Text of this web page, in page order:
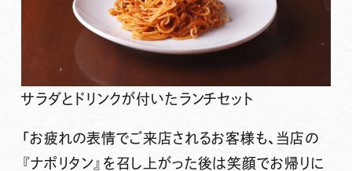
サラダとドリンクが付いたランチセット
「お疲れの表情でご来店されるお客様も、当店の
『ナポリタン』を召し上がった後は笑顔でお帰りに